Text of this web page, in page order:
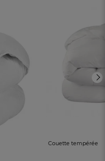
Couette tempérée